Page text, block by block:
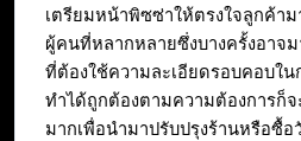
เตรียมหน้าพิซซ่าให้ตรงใจลูกค้า
ผู้คนที่หลากหลายซึ่งบางครั้งอาจ
ที่ต้องใช้ความละเอียดรอบคอบใน
ทำได้ถูกต้องตามความต้องการก็จ
มากเพื่อนำมาปรับปรุงร้านหรือซื้